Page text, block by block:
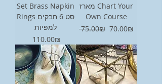
Set Brass Napkin
Rings סט 6 חבקים
למפיות
Price
‏110.00 ‏₪
מארז Chart Your
Own Course
Regular Price
‏75.00 ‏₪ Sale Price
‏70.00 ‏₪